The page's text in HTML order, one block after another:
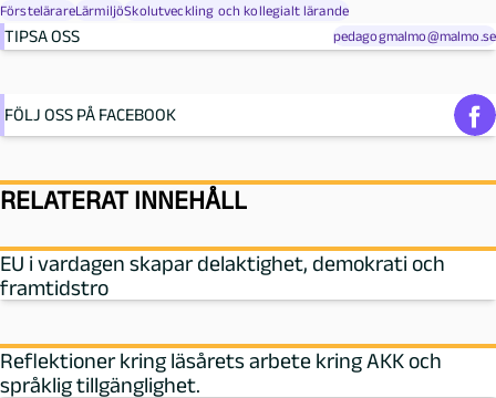
FörstelärareLärmiljöSkolutveckling och kollegialt lärande
TIPSA OSS pedagogmalmo@malmo.se
FÖLJ OSS PÅ FACEBOOK
RELATERAT INNEHÅLL
EU i vardagen skapar delaktighet, demokrati och
framtidstro
Reflektioner kring läsårets arbete kring AKK och
språklig tillgänglighet.